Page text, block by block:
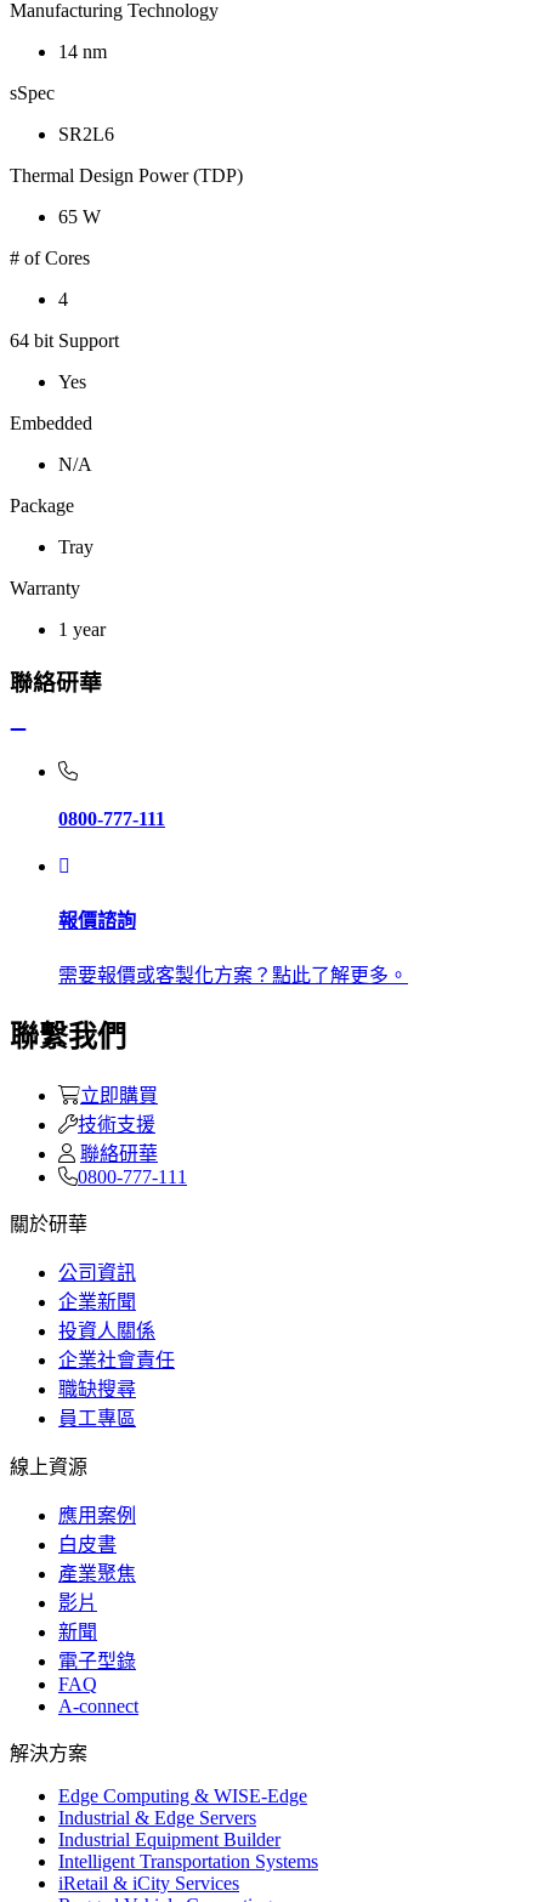
Manufacturing Technology
14 nm
sSpec
SR2L6
Thermal Design Power (TDP)
65 W
# of Cores
4
64 bit Support
Yes
Embedded
N/A
Package
Tray
Warranty
1 year
聯絡研華
0800-777-111
報價諮詢
需要報價或客製化方案？點此了解更多。
聯繫我們
立即購買
技術支援
聯絡研華
0800-777-111
關於研華
公司資訊
企業新聞
投資人關係
企業社會責任
職缺搜尋
員工專區
線上資源
應用案例
白皮書
產業聚焦
影片
新聞
電子型錄
FAQ
A-connect
解決方案
Edge Computing & WISE-Edge
Industrial & Edge Servers
Industrial Equipment Builder
Intelligent Transportation Systems
iRetail & iCity Services